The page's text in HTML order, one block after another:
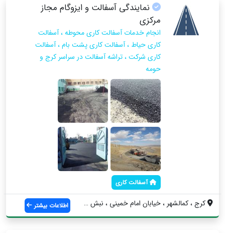
نمایندگی آسفالت و ایزوگام مجاز
مرکزی
انجام خدمات آسفالت کاری محوطه ، آسفالت
کاری حیاط ، آسفالت کاری پشت بام ، آسفالت
کاری شرکت ، تراشه آسفالت در سراسر کرج و
حومه
آسفالت کاری
کرج ، کمالشهر ، خیابان امام خمینی ، نبش ... اطلاعات بیشتر